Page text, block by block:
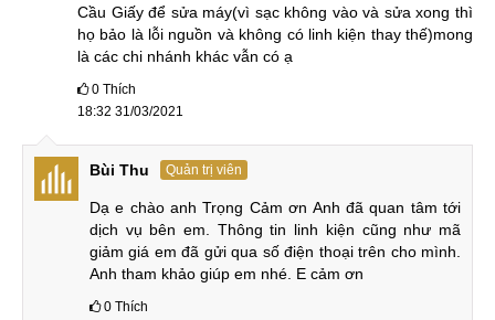
Cầu Giấy để sửa máy(vì sạc không vào và sửa xong thì
họ bảo là lỗi nguồn và không có linh kiện thay thế)mong
là các chi nhánh khác vẫn có ạ
0 Thích
18:32 31/03/2021
Bùi Thu Quản trị viên
Dạ e chào anh Trọng Cảm ơn Anh đã quan tâm tới
dịch vụ bên em. Thông tin linh kiện cũng như mã
giảm giá em đã gửi qua số điện thoại trên cho mình.
Anh tham khảo giúp em nhé. E cảm ơn
0 Thích